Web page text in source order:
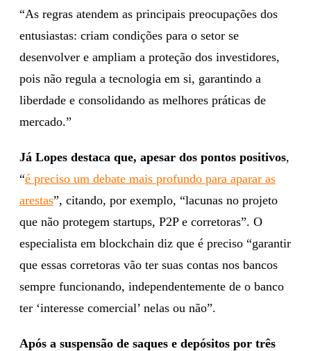
“As regras atendem as principais preocupações dos
entusiastas: criam condições para o setor se
desenvolver e ampliam a proteção dos investidores,
pois não regula a tecnologia em si, garantindo a
liberdade e consolidando as melhores práticas de
mercado.”
Já Lopes destaca que, apesar dos pontos positivos,
“é preciso um debate mais profundo para aparar as
arestas”, citando, por exemplo, “lacunas no projeto
que não protegem startups, P2P e corretoras”. O
especialista em blockchain diz que é preciso “garantir
que essas corretoras vão ter suas contas nos bancos
sempre funcionando, independentemente de o banco
ter ‘interesse comercial’ nelas ou não”.
Após a suspensão de saques e depósitos por três